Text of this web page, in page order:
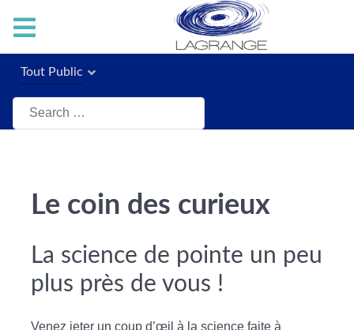
Tout Public
Search
Le coin des curieux
La science de pointe un peu
plus près de vous !
Venez jeter un coup d’œil à la science faite à